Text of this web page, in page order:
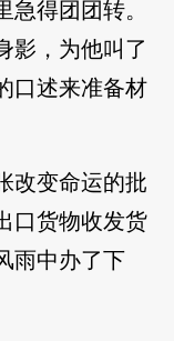
得团团转。
影，为他叫了
口述来准备材
改变命运的批
口货物收发货
雨中办了下